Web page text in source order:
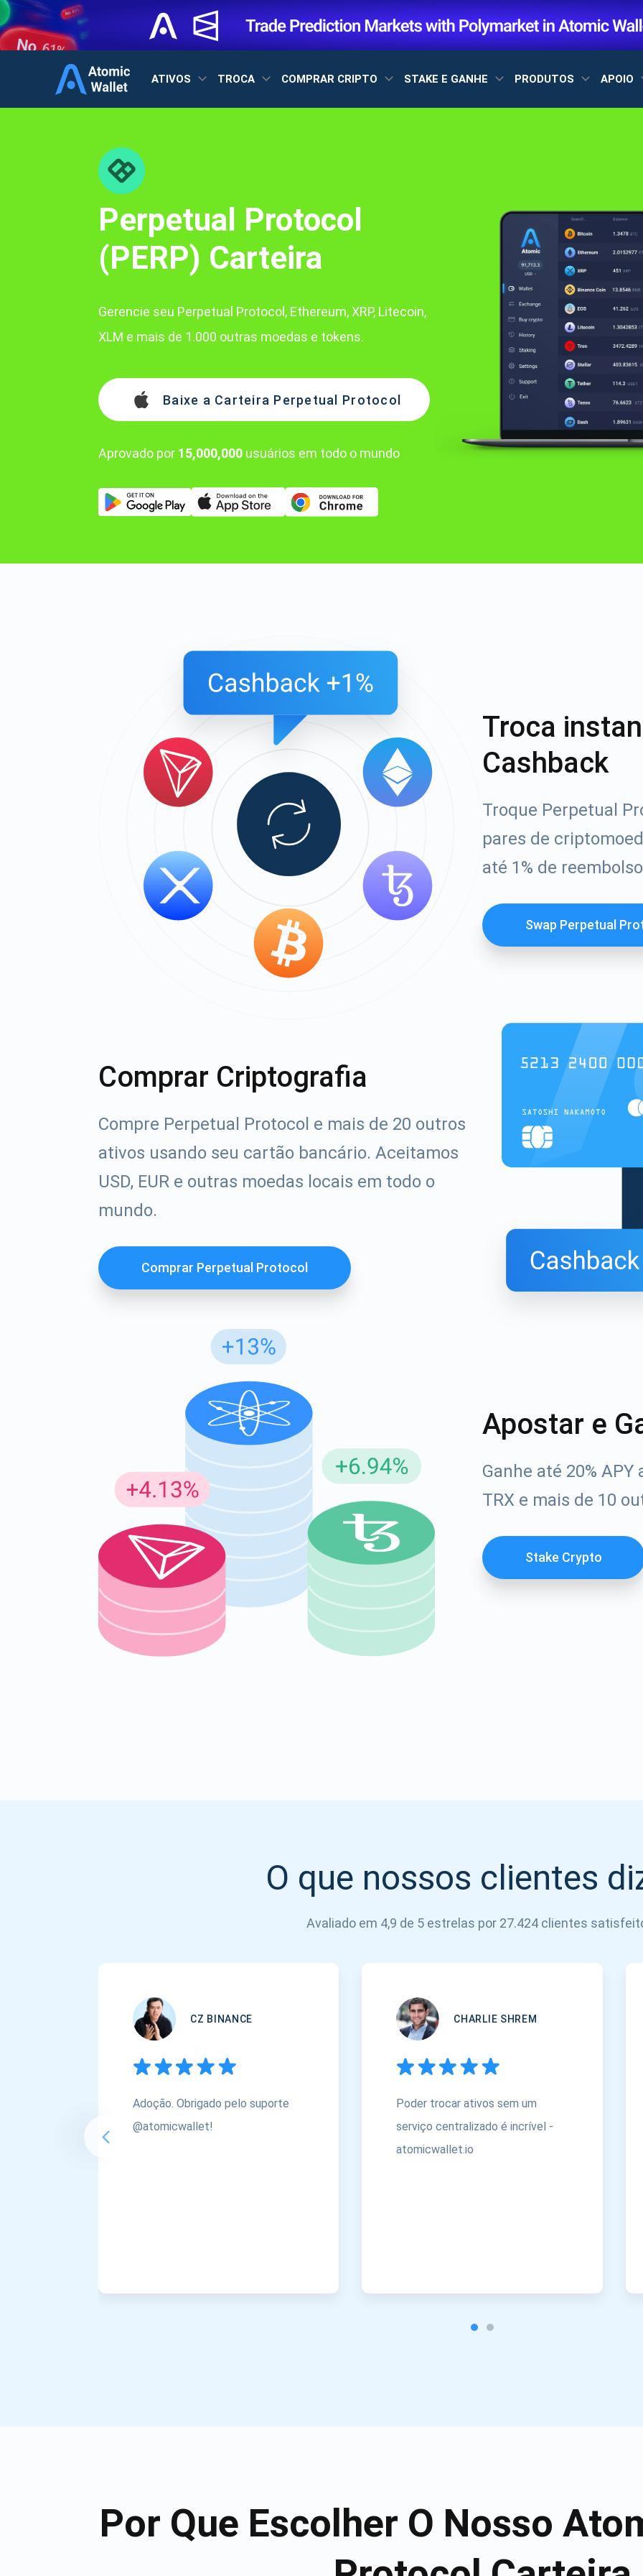
ATIVOS TROCA COMPRAR CRIPTO STAKE E GANHE PRODUTOS APOIO
Perpetual Protocol
(PERP) Carteira
Gerencie seu Perpetual Protocol, Ethereum, XRP, Litecoin,
XLM e mais de 1.000 outras moedas e tokens.
Baixe a Carteira Perpetual Protocol
Aprovado por 15,000,000 usuários em todo o mundo
Troca
Cashback
Troque Perpetual
pares de
até 1% de reembolso
Swap Perpetual
Comprar Criptografia
Compre Perpetual Protocol e mais de 20 outros
ativos usando seu cartão bancário. Aceitamos
USD, EUR e outras moedas locais em todo o
mundo.
Comprar Perpetual Protocol
Apostar e
Ganhe até 20% APY
TRX e mais de 10
Stake Crypto
O que nossos clientes
Avaliado em 4,9 de 5 estrelas por 27.424 clientes
CZ BINANCE
Adoção. Obrigado pelo suporte
@atomicwallet!
CHARLIE SHREM
Poder trocar ativos sem um
serviço centralizado é incrível -
atomicwallet.io
Por Que Escolher O Nosso
1000.000
support@atomicwallet.io
Inscreva-se para atualizações
Seja o primeiro a receber as últimas atualizações do projeto e
criptografia